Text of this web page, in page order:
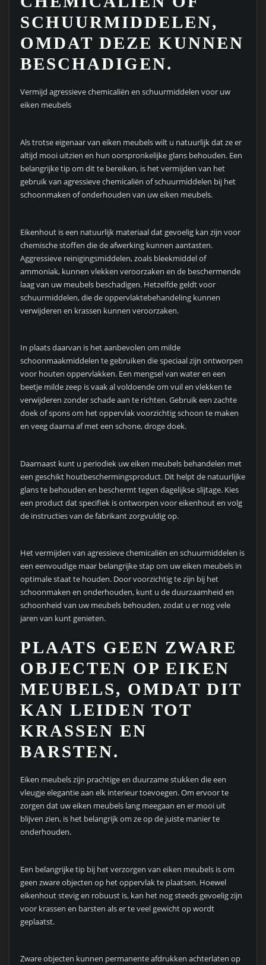
SCHUURMIDDELEN,
OMDAT DEZE KUNNEN
BESCHADIGEN.
Vermijd agressieve chemicaliën en schuurmiddelen voor uw
eiken meubels
Als trotse eigenaar van eiken meubels wilt u natuurlijk dat ze er
altijd mooi uitzien en hun oorspronkelijke glans behouden. Een
belangrijke tip om dit te bereiken, is het vermijden van het
gebruik van agressieve chemicaliën of schuurmiddelen bij het
schoonmaken of onderhouden van uw eiken meubels.
Eikenhout is een natuurlijk materiaal dat gevoelig kan zijn voor
chemische stoffen die de afwerking kunnen aantasten.
Aggressieve reinigingsmiddelen, zoals bleekmiddel of
ammoniak, kunnen vlekken veroorzaken en de beschermende
laag van uw meubels beschadigen. Hetzelfde geldt voor
schuurmiddelen, die de oppervlaktebehandeling kunnen
verwijderen en krassen kunnen veroorzaken.
In plaats daarvan is het aanbevolen om milde
schoonmaakmiddelen te gebruiken die speciaal zijn ontworpen
voor houten oppervlakken. Een mengsel van water en een
beetje milde zeep is vaak al voldoende om vuil en vlekken te
verwijderen zonder schade aan te richten. Gebruik een zachte
doek of spons om het oppervlak voorzichtig schoon te maken
en veeg daarna af met een schone, droge doek.
Daarnaast kunt u periodiek uw eiken meubels behandelen met
een geschikt houtbeschermingsproduct. Dit helpt de natuurlijke
glans te behouden en beschermt tegen dagelijkse slijtage. Kies
een product dat specifiek is ontworpen voor eikenhout en volg
de instructies van de fabrikant zorgvuldig op.
Het vermijden van agressieve chemicaliën en schuurmiddelen is
een eenvoudige maar belangrijke stap om uw eiken meubels in
optimale staat te houden. Door voorzichtig te zijn bij het
schoonmaken en onderhouden, kunt u de duurzaamheid en
schoonheid van uw meubels behouden, zodat u er nog vele
jaren van kunt genieten.
PLAATS GEEN ZWARE
OBJECTEN OP EIKEN
MEUBELS, OMDAT DIT
KAN LEIDEN TOT
KRASSEN EN
BARSTEN.
Eiken meubels zijn prachtige en duurzame stukken die een
vleugje elegantie aan elk interieur toevoegen. Om ervoor te
zorgen dat uw eiken meubels lang meegaan en er mooi uit
blijven zien, is het belangrijk om ze op de juiste manier te
onderhouden.
Een belangrijke tip bij het verzorgen van eiken meubels is om
geen zware objecten op het oppervlak te plaatsen. Hoewel
eikenhout stevig en robuust is, kan het nog steeds gevoelig zijn
voor krassen en barsten als er te veel gewicht op wordt
geplaatst.
Zware objecten kunnen permanente afdrukken achterlaten op